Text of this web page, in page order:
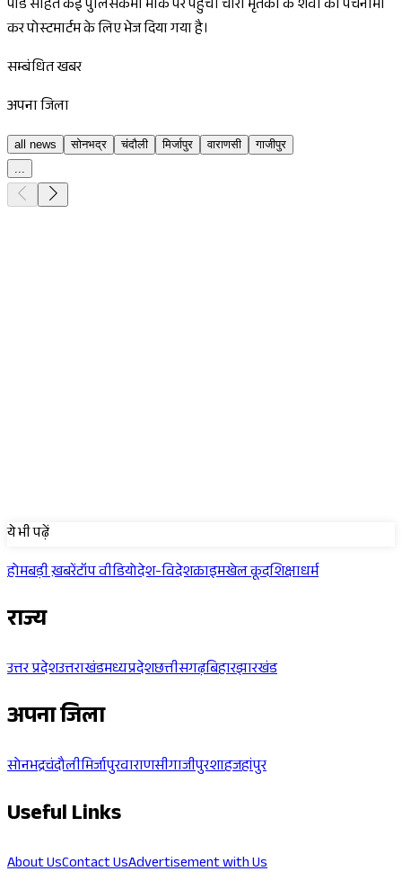
पांडे सहित कई पुलिसकर्मी मौके पर पहुंचे। चारों मृतकों के शवों का पंचनामा
कर पोस्टमार्टम के लिए भेज दिया गया है।
सम्बंधित खबर
अपना जिला
all news सोनभद्र चंदौली मिर्जापुर वाराणसी
गाजीपुर
...
ये भी पढ़ें
होमबड़ी ख़बरेंटॉप वीडियोदेश-विदेशक्राइमखेल कूदशिक्षाधर्म
राज्य
उत्तर प्रदेशउत्तराखंडमध्यप्रदेशछत्तीसगढ़बिहारझारखंड
अपना जिला
सोनभद्रचंदौलीमिर्जापुरवाराणसीगाजीपुरशाहजहांपुर
Useful Links
About UsContact UsAdvertisement with Us